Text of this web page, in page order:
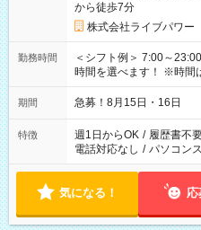
から徒歩7分
株式会社ライブパワー
勤務時間
＜シフト例＞ 7:00～23:00 13:30～
時間を選べます！ ※時間
期間 急募！8月15日・16日
特徴 週1日からOK / 履歴書不
電話対応なし / パソコン
気になる！ 応